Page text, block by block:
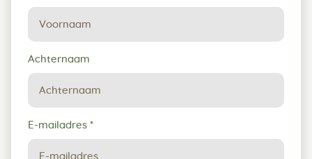
tot
reservering
Achternaam
E-mailadres *